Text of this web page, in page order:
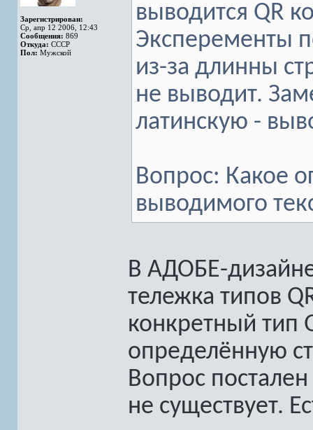
Зарегистрирован:
Ср, апр 12 2006, 12:43
Сообщения: 869
Откуда: СССР
Пол: Мужской
выводится QR
Эксперементы
из-за длинны
не выводит.
латинскую -
Вопрос: Какое
выводимого
В АДОБЕ-
тележка типов
конкретный тип
определённую
Вопрос
не существует.